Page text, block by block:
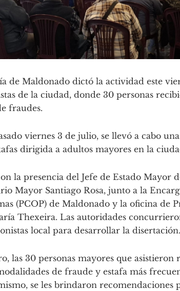
de Maldonado dictó la actividad este
de la ciudad, donde 30 personas
fraudes.
viernes 3 de julio, se llevó a cabo
dirigida a adultos mayores en la
la presencia del Jefe de Estado Mayor
Mayor Santiago Rosa, junto a la
(PCOP) de Maldonado y la oficina de
Thexeira. Las autoridades
local para desarrollar la disertación.
las 30 personas mayores que
de fraude y estafa más
se les brindaron recomendaciones